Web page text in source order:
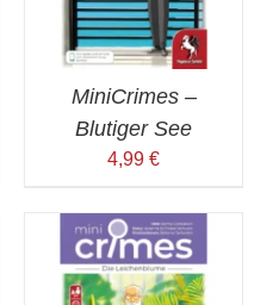
MiniCrimes –
Blutiger See
4,99 €